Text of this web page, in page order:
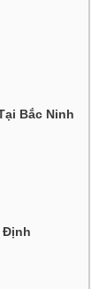
Bắc Ninh
Định